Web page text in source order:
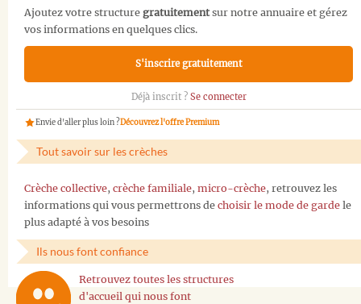
Ajoutez votre structure gratuitementsur notre annuaire et gérez
vos informations en quelques clics.
S'inscrire gratuitement
Déjà inscrit ? Se connecter
Envie d'aller plus loin ?Découvrez l'offre Premium
Tout savoir sur les crèches
Crèche collective, crèche familiale, micro-crèche, retrouvez les
informations qui vous permettrons de choisir le mode de garde le
plus adapté à vos besoins
Ils nous font confiance
Retrouvez toutes les structures
d'accueil qui nous font